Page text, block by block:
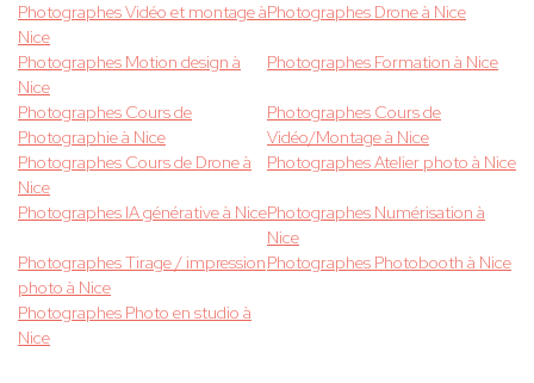
Photographes Vidéo et montage à
Nice
Photographes Drone à Nice
Photographes Motion design à
Nice
Photographes Formation à Nice
Photographes Cours de
Photographie à Nice
Photographes Cours de
Vidéo/Montage à Nice
Photographes Cours de Drone à
Nice
Photographes Atelier photo à Nice
Photographes IA générative à NicePhotographes Numérisation à
Nice
Photographes Tirage / impression
photo à Nice
Photographes Photobooth à Nice
Photographes Photo en studio à
Nice